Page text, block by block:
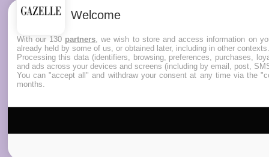
Welcome
With our 130 partners , we wish to store and access information on
already held by some of us, or obtained later, including in other contexts.
Processing this data (identifiers, browsing, preferences, purchases,
and ads across your devices and screens (including by email, post,
You can "accept all" and withdraw your consent at any time via the
months.